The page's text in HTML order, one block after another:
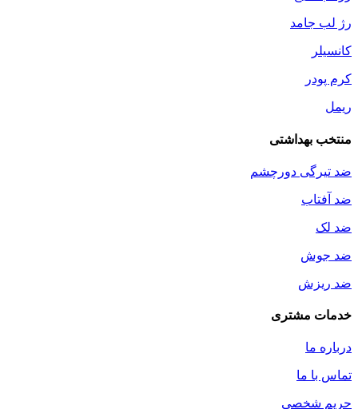
رژ لب جامد
کانسیلر
کرم پودر
ریمل
منتخب بهداشتی
ضد تیرگی دورچشم
ضد آفتاب
ضد لک
ضد جوش
ضد ریزش
خدمات مشتری
درباره ما
تماس با ما
حریم شخصی